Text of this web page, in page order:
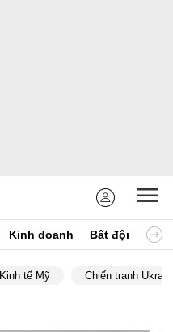
Kinh doanh Bất động sản
Kinh tế Mỹ Chiến tranh